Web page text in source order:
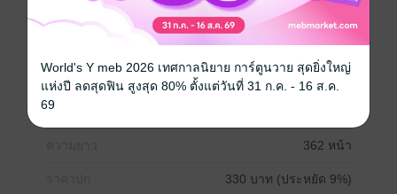
พลิกประวัติศาสตร์มหาอำนาจต้าหมิง
ประเภทไฟล์ pdf
วันที่วางขาย
362 หน้า
330 บาท (ประหยัด 9%)
World's Y meb 2026 เทศกาลนิยาย การ์ตูนวาย สุดยิ่งใหญ่
แห่งปี ลดสุดฟิน สูงสุด 80% ตั้งแต่วันที่ 31 ก.ค. - 16 ส.ค.
69